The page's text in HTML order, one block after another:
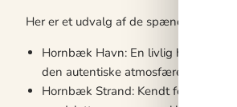
Her er et udvalg af de spændende
Hornbæk Havn: En livlig havn, hvor
den autentiske atmosfære af en
Hornbæk Strand: Kendt for sine